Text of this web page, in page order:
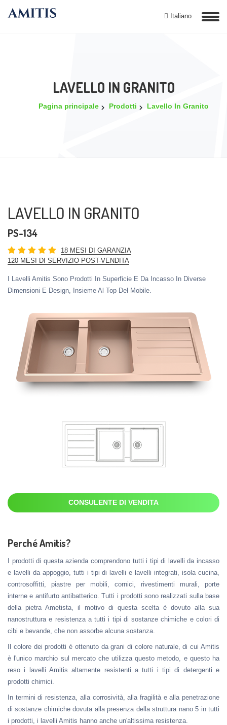
Italiano
LAVELLO IN GRANITO
Pagina principale Prodotti Lavello In Granito
LAVELLO IN GRANITO
PS-134
18 MESI DI GARANZIA
120 MESI DI SERVIZIO POST-VENDITA
I Lavelli Amitis Sono Prodotti In Superficie E Da Incasso In Diverse
Dimensioni E Design, Insieme Al Top Del Mobile.
CONSULENTE DI VENDITA
Perché Amitis?
I prodotti di questa azienda comprendono tutti i tipi di lavelli da incasso
e lavelli da appoggio, tutti i tipi di lavelli e lavelli integrati, isola cucina,
controsoffitti, piastre per mobili, cornici, rivestimenti murali, porte
interne e antifurto antibatterico. Tutti i prodotti sono realizzati sulla base
della pietra Ametista, il motivo di questa scelta è dovuto alla sua
nanostruttura e resistenza a tutti i tipi di sostanze chimiche e colori di
cibi e bevande, che non assorbe alcuna sostanza.
Il colore dei prodotti è ottenuto da grani di colore naturale, di cui Amitis
è l'unico marchio sul mercato che utilizza questo metodo, e questo ha
reso i lavelli Amitis altamente resistenti a tutti i tipi di detergenti e
prodotti chimici.
In termini di resistenza, alla corrosività, alla fragilità e alla penetrazione
di sostanze chimiche dovuta alla presenza della struttura nano 5 in tutti
i prodotti, i lavelli Amitis hanno anche un'altissima resistenza.